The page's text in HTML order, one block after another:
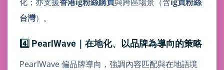
台灣）。
4️⃣ PearlWave｜在地化、以品牌為導向的策略
PearlWave 偏品牌導向，強調內容匹配與在地語境